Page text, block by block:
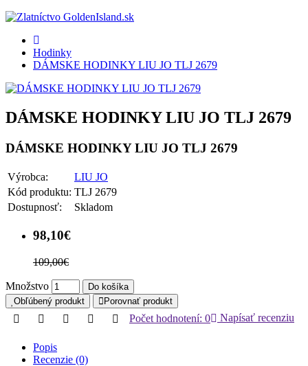
Hodinky
DÁMSKE HODINKY LIU JO TLJ 2679
DÁMSKE HODINKY LIU JO TLJ 2679
DÁMSKE HODINKY LIU JO TLJ 2679
Výrobca:
LIU JO
Kód produktu: TLJ 2679
Dostupnosť:
Skladom
98,10€
109,00€
Množstvo
Do košíka
Obľúbený produkt
Porovnať produkt
Počet hodnotení: 0 Napísať recenziu
Popis
Recenzie (0)